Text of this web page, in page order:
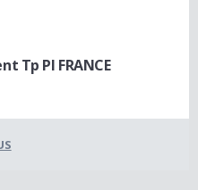
Tp Pl FRANCE